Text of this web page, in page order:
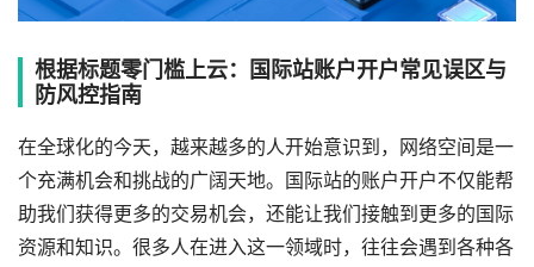
根据标题零门槛上云：国际站账户开户常见误区与
防风控指南
在全球化的今天，越来越多的人开始意识到，网络空间是一
个充满机会和挑战的广阔天地。国际站的账户开户不仅能帮
助我们获得更多的交易机会，还能让我们接触到更多的国际
资源和知识。很多人在进入这一领域时，往往会遇到各种各